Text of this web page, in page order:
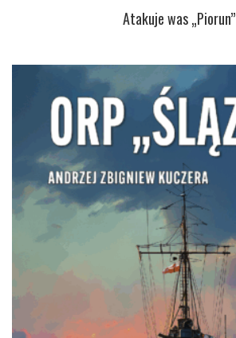
Atakuje was „Piorun”